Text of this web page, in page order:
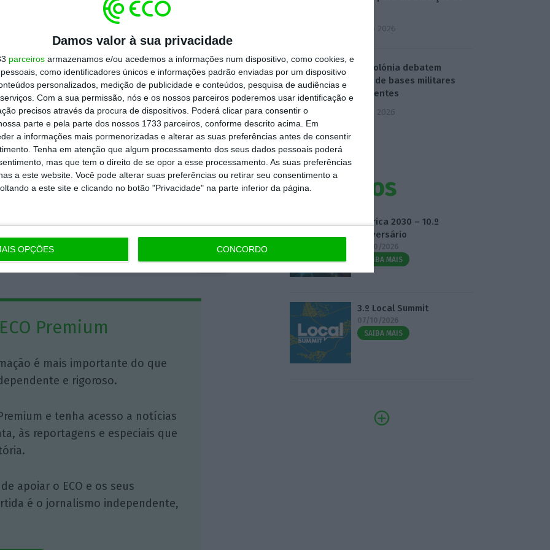
Damos valor à sua privacidade
parceiros armazenamos e/ou acedemos a informações num dispositivo, como cookies, e
como identificadores únicos e informações padrão enviadas por um dispositivo
personalizados, medição de publicidade e conteúdos, pesquisa de audiências e
Com a sua permissão, nós e os nossos parceiros poderemos usar identificação e
precisos através da procura de dispositivos. Poderá clicar para consentir o
parte e pela parte dos nossos 1733 parceiros, conforme descrito acima. Em
a informações mais pormenorizadas e alterar as suas preferências antes de consentir
Tenha em atenção que algum processamento dos seus dados pessoais poderá
mas que tem o direito de se opor a esse processamento. As suas preferências
a este website. Você pode alterar suas preferências ou retirar seu consentimento a
a este site e clicando no botão "Privacidade" na parte inferior da página.
OPÇÕES CONCORDO
relatou a detenção de onze indivíduos
os quais os quatro terroristas que terão
para 137, incluindo três crianças,
referindo que foram encontradas armas e
pelas vítimas. Desde o início do dia que
na cidade de Krasnogorsk, com as
estatais a meia haste.
https://eco.sapo.pt/2024/03/24/washington-rejeita-envolvimento-da-ucrania-no-ataque-em-moscovo/
Premium
é mais importante do que
e rigoroso.
e tenha acesso a notícias
às reportagens e especiais que
apoiar o ECO e os seus
é o jornalismo independente,
4 Agosto 2026
EUA e Polónia debatem
criação de bases militares
permanentes
5 Agosto 2026
Eventos
Fábrica 2030 – 10.º
Aniversário
14/10/2026
SAIBA MAIS
3.º Local Summit
07/10/2026
SAIBA MAIS